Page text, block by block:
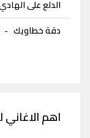
الدلع على
دقة خطاويك -
اهم الاغاني